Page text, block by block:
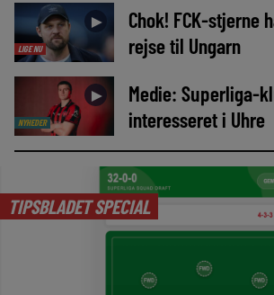
LIGE NU
►
Chok! FCK-stjerne
rejse til Ungarn
NYHEDER
►
Medie: Superliga-
interesseret i Uhre
TIPSBLADET SPECIAL